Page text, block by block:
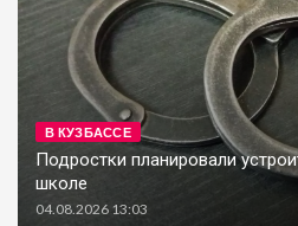
В КУЗБАССЕ
Подростки планировали
школе
04.08.2026 13:03